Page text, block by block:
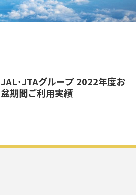
JAL･JTAグループ 2022年度お
盆期間ご利用実績